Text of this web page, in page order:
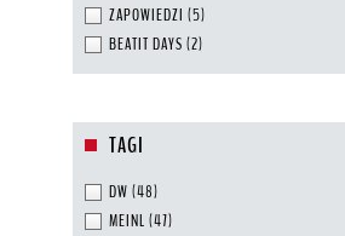
ZAPOWIEDZI (5)
BEATIT DAYS (2)
TAGI
DW (48)
MEINL (47)